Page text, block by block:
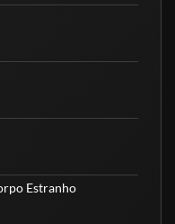
outros
EPIs necessários para
hidrantes,
de abandono de área e
de abordagem,
Estranho